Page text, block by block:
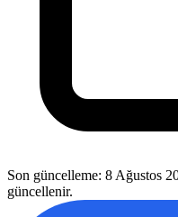
Son güncelleme: 8 Ağustos
güncellenir.